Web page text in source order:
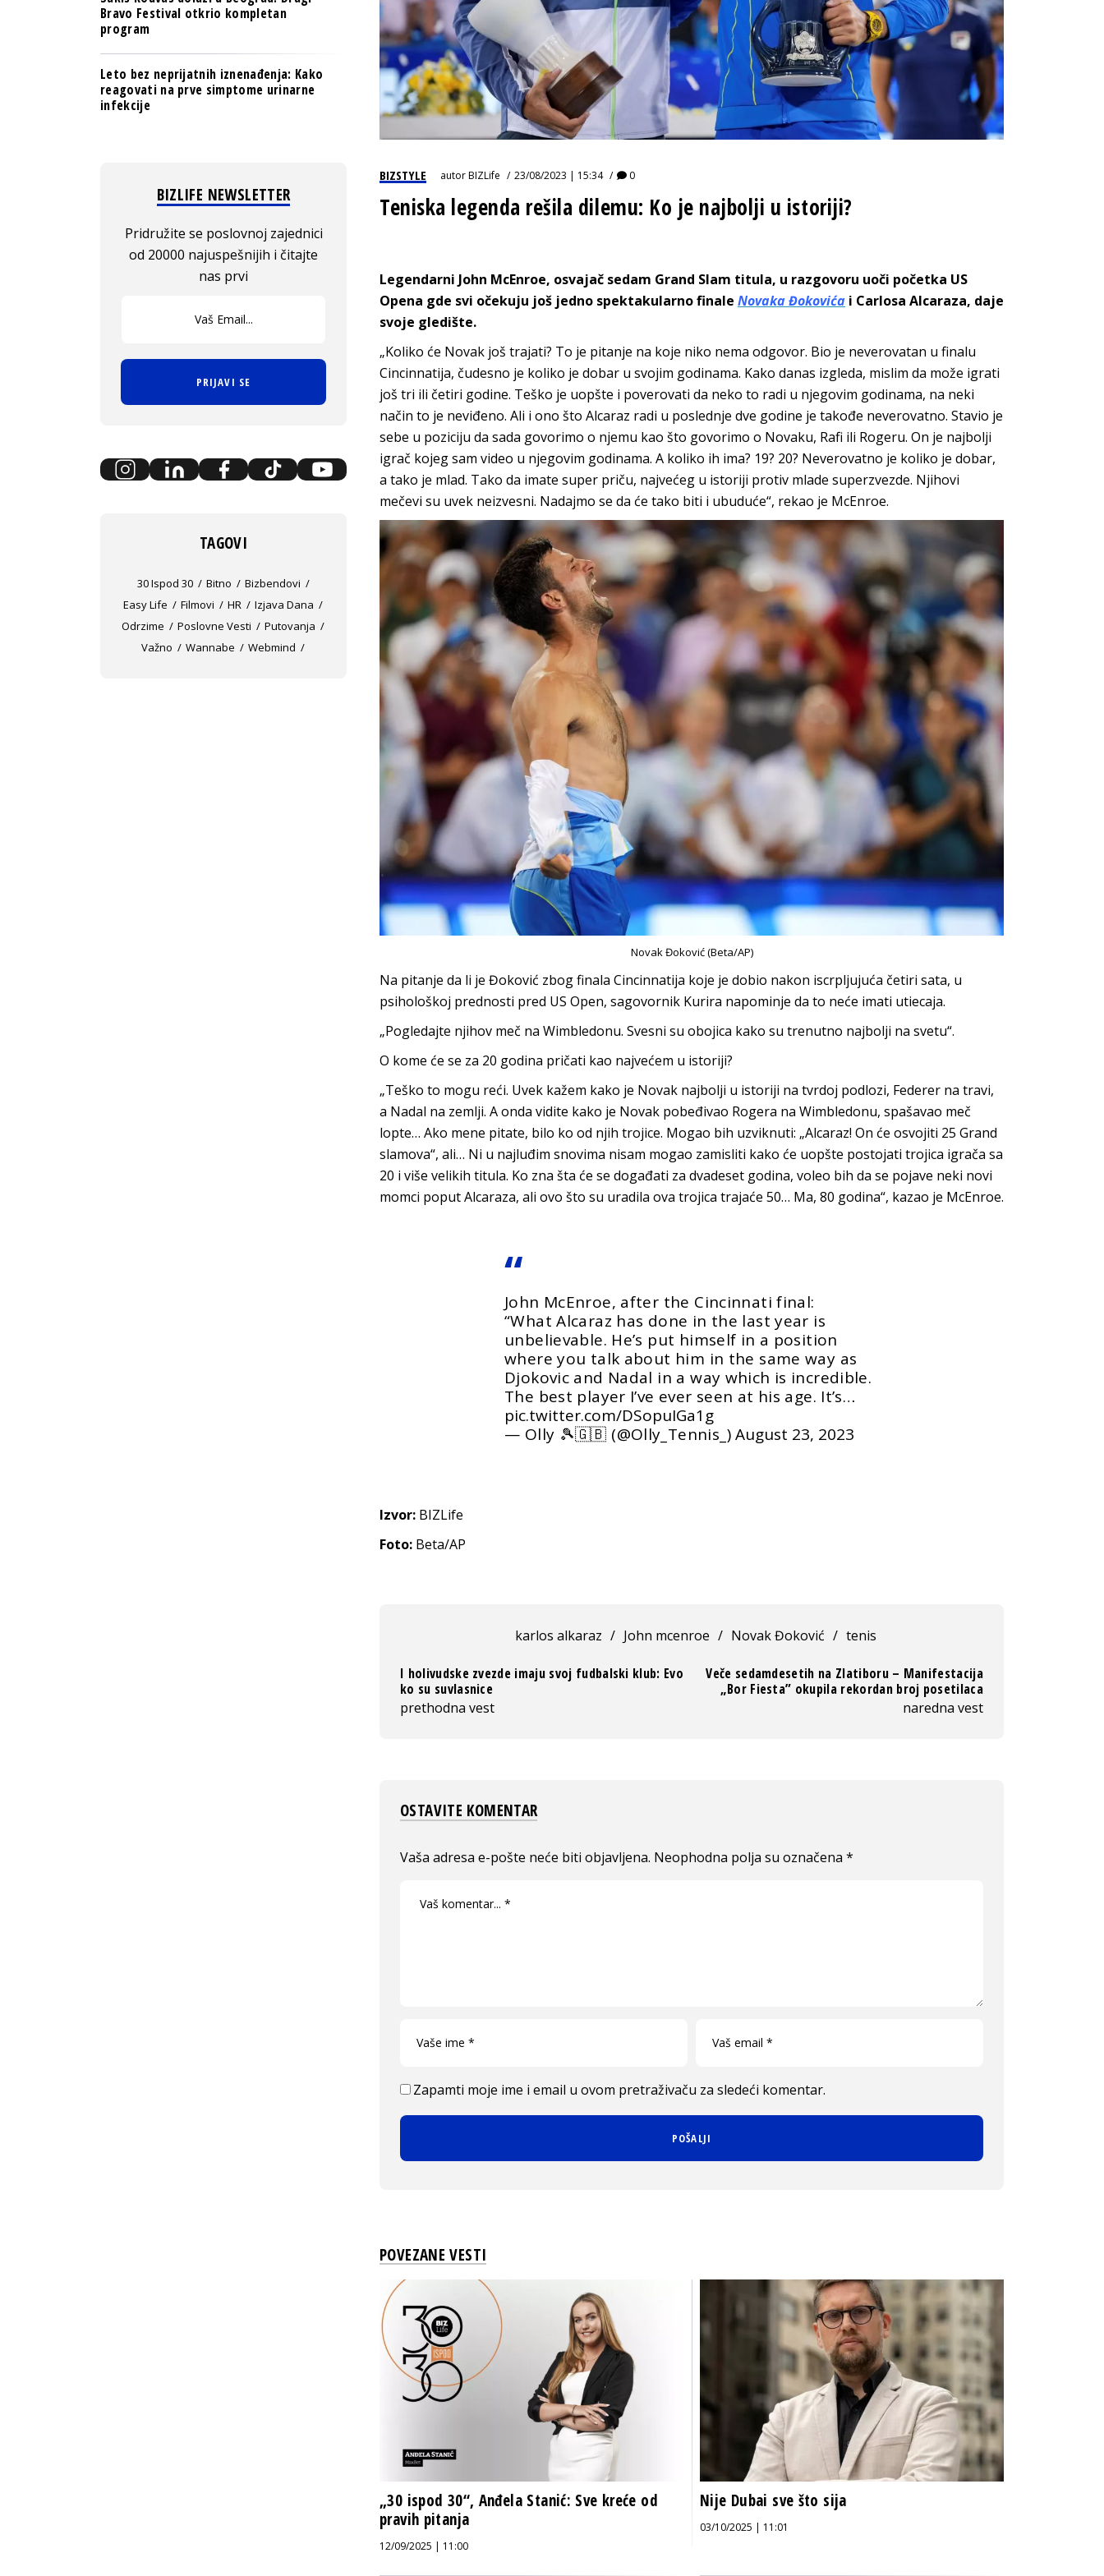
BIZSTYLE autorBIZLife 23/08/2023 | 15:34 0
Teniska legenda rešila dilemu: Ko je najbolji u istoriji?
Legendarni John McEnroe, osvajač sedam Grand Slam titula, u razgovoru uoči početka US
Opena gde svi očekuju još jedno spektakularno finale Novaka Đokovića i Carlosa Alcaraza, daje
svoje gledište.
„Koliko će Novak još trajati? To je pitanje na koje niko nema odgovor. Bio je neverovatan u finalu
Cincinnatija, čudesno je koliko je dobar u svojim godinama. Kako danas izgleda, mislim da može igrati
još tri ili četiri godine. Teško je uopšte i poverovati da neko to radi u njegovim godinama, na neki
način to je neviđeno. Ali i ono što Alcaraz radi u poslednje dve godine je takođe neverovatno. Stavio je
sebe u poziciju da sada govorimo o njemu kao što govorimo o Novaku, Rafi ili Rogeru. On je najbolji
igrač kojeg sam video u njegovim godinama. A koliko ih ima? 19? 20? Neverovatno je koliko je dobar,
a tako je mlad. Tako da imate super priču, najvećeg u istoriji protiv mlade superzvezde. Njihovi
mečevi su uvek neizvesni. Nadajmo se da će tako biti i ubuduće“, rekao je McEnroe.
Novak Đoković (Beta/AP)
Na pitanje da li je Đoković zbog finala Cincinnatija koje je dobio nakon iscrpljujuća četiri sata, u
psihološkoj prednosti pred US Open, sagovornik Kurira napominje da to neće imati utiecaja.
„Pogledajte njihov meč na Wimbledonu. Svesni su obojica kako su trenutno najbolji na svetu“.
O kome će se za 20 godina pričati kao najvećem u istoriji?
„Teško to mogu reći. Uvek kažem kako je Novak najbolji u istoriji na tvrdoj podlozi, Federer na travi,
a Nadal na zemlji. A onda vidite kako je Novak pobeđivao Rogera na Wimbledonu, spašavao meč
lopte… Ako mene pitate, bilo ko od njih trojice. Mogao bih uzviknuti: „Alcaraz! On će osvojiti 25 Grand
slamova“, ali… Ni u najluđim snovima nisam mogao zamisliti kako će uopšte postojati trojica igrača sa
20 i više velikih titula. Ko zna šta će se događati za dvadeset godina, voleo bih da se pojave neki novi
momci poput Alcaraza, ali ovo što su uradila ova trojica trajaće 50… Ma, 80 godina“, kazao je McEnroe.
John McEnroe, after the Cincinnati final:
“What Alcaraz has done in the last year is
unbelievable. He’s put himself in a position
where you talk about him in the same way as
Djokovic and Nadal in a way which is incredible.
The best player I’ve ever seen at his age. It’s…
pic.twitter.com/DSopuIGa1g
— Olly 🎾🇬🇧 (@Olly_Tennis_)August 23, 2023
Izvor: BIZLife
Foto: Beta/AP
karlos alkaraz / John mcenroe / Novak Đoković / tenis
I holivudske zvezde imaju svoj fudbalski klub: Evo
ko su suvlasnice
prethodna vest
Veče sedamdesetih na Zlatiboru – Manifestacija
„Bor Fiesta” okupila rekordan broj posetilaca
naredna vest
OSTAVITE KOMENTAR
Vaša adresa e-pošte neće biti objavljena. Neophodna polja su označena *
Zapamti moje ime i email u ovom pretraživaču za sledeći komentar.
POVEZANE VESTI
„30 ispod 30“, Anđela Stanić: Sve kreće od
pravih pitanja
12/09/2025 | 11:00
Nije Dubai sve što sija
03/10/2025 | 11:01
Bravo Festival otkrio kompletan
program
Leto bez neprijatnih iznenađenja: Kako
reagovati na prve simptome urinarne
infekcije
BIZLIFE NEWSLETTER
Pridružite se poslovnoj zajednici
od 20000 najuspešnijih i čitajte
nas prvi
PRIJAVI SE
TAGOVI
30 Ispod 30 Bitno
Bizbendovi
Easy Life
Filmovi HR
Izjava Dana
Odrzime
Poslovne Vesti
Putovanja
Važno
Wannabe Webmind